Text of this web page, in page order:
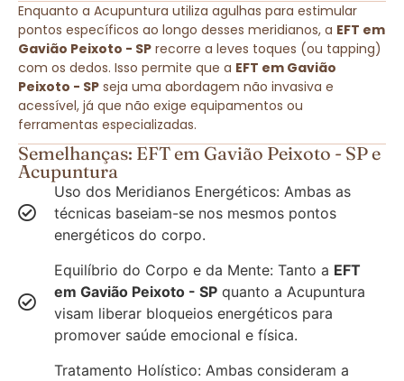
Enquanto a Acupuntura utiliza agulhas para estimular
pontos específicos ao longo desses meridianos, a EFT em
Gavião Peixoto - SP recorre a leves toques (ou tapping)
com os dedos. Isso permite que a EFT em Gavião
Peixoto - SP seja uma abordagem não invasiva e
acessível, já que não exige equipamentos ou
ferramentas especializadas.
Semelhanças: EFT em Gavião Peixoto - SP e
Acupuntura
Uso dos Meridianos Energéticos: Ambas as
técnicas baseiam-se nos mesmos pontos
energéticos do corpo.
Equilíbrio do Corpo e da Mente: Tanto a EFT
em Gavião Peixoto - SP quanto a Acupuntura
visam liberar bloqueios energéticos para
promover saúde emocional e física.
Tratamento Holístico: Ambas consideram a